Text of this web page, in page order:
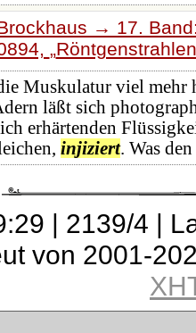
→ 17.
Röntgenstrahlen
Muskulatur viel mehr
läßt sich
erhärtenden
injiziert. Was den
| 2139/4 |
von 2001-